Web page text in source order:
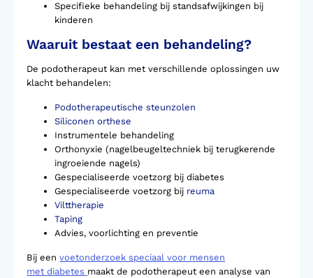
Specifieke behandeling bij standsafwijkingen bij
kinderen
Waaruit bestaat een behandeling?
De podotherapeut kan met verschillende oplossingen uw
klacht behandelen:
Podotherapeutische steunzolen
Siliconen orthese
Instrumentele behandeling
Orthonyxie (nagelbeugeltechniek bij terugkerende
ingroeiende nagels)
Gespecialiseerde voetzorg bij diabetes
Gespecialiseerde voetzorg bij reuma
Vilttherapie
Taping
Advies, voorlichting en preventie
Bij eenvoetonderzoek speciaal voor mensen
met diabetes maakt de podotherapeut een analyse van